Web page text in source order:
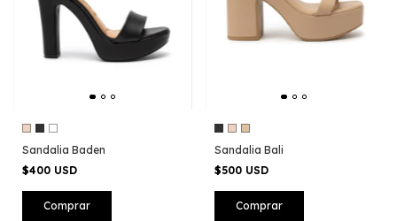
Sandalia Baden
$400 USD
Comprar
Sandalia Bali
$500 USD
Comprar